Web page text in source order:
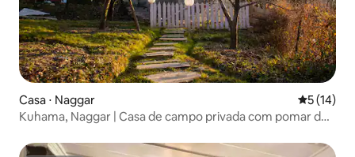
Casa ⋅ Naggar 5 de uma
5 (14)
Kuhama, Naggar | Casa de campo privada com pomar de